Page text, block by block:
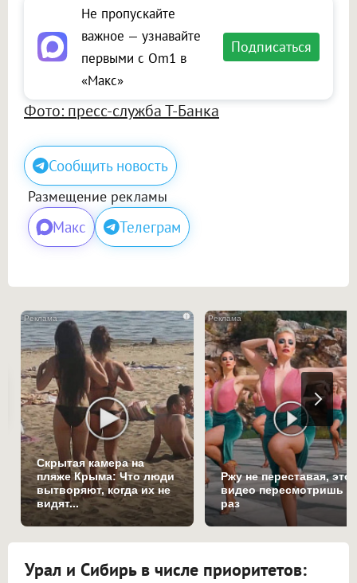
Не пропускайте
важное — узнавайте
первыми с Om1 в
«Макс»
Подписаться
Фото: пресс-служба Т-Банка
Сообщить новость
Размещение рекламы
Макс Телеграм
i
Скрытая камера на
пляже Крыма: Что люди
вытворяют, когда их не
видят...
Ржу не переставая, это
видео пересмотришь
раз
Урал и Сибирь в числе приоритетов: